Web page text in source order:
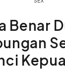
Benar